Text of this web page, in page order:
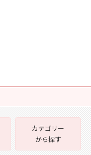
カテゴリー
から探す